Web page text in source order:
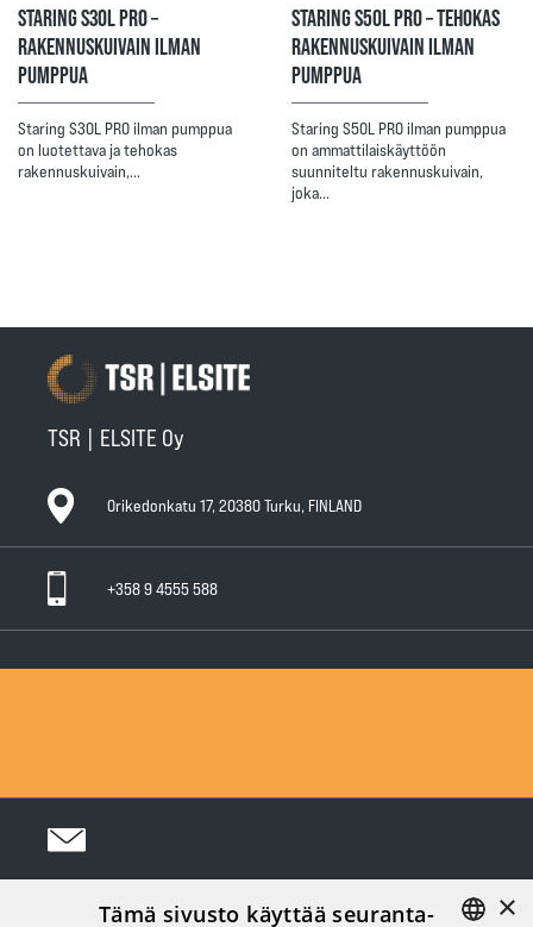
STARING S30L PRO –
RAKENNUSKUIVAIN ILMAN
PUMPPUA
Staring S30L PRO ilman pumppua
on luotettava ja tehokas
rakennuskuivain,…
STARING S50L PRO – TEHOKAS
RAKENNUSKUIVAIN ILMAN
PUMPPUA
Staring S50L PRO ilman pumppua
on ammattilaiskäyttöön
suunniteltu rakennuskuivain,
joka…
TSR | ELSITE Oy
Orikedonkatu 17, 20380 Turku, FINLAND
+358 9 4555 588
×
Tämä sivusto käyttää seuranta-